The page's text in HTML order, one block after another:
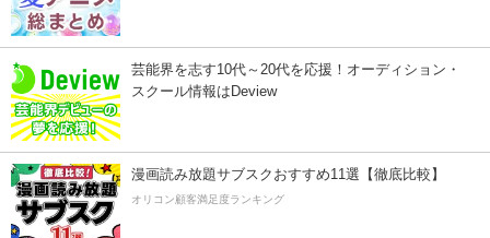
芸能界を志す10代～20代を応援！オーディション・
スクール情報はDeview
漫画読み放題サブスクおすすめ11選【徹底比較】
オリコン顧客満足度ランキング